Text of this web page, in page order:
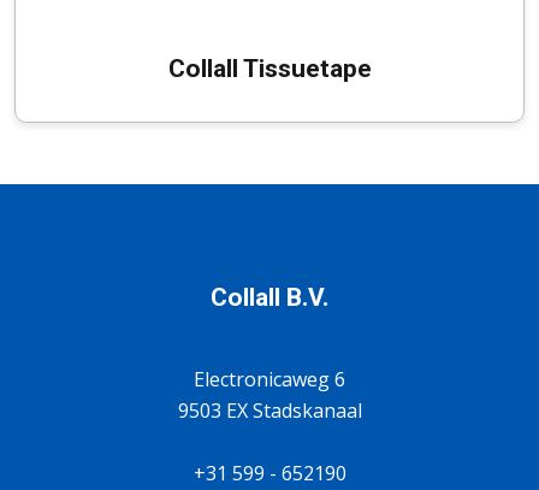
Collall Tissuetape
Collall B.V.
Electronicaweg 6
9503 EX Stadskanaal
+31 599 - 652190